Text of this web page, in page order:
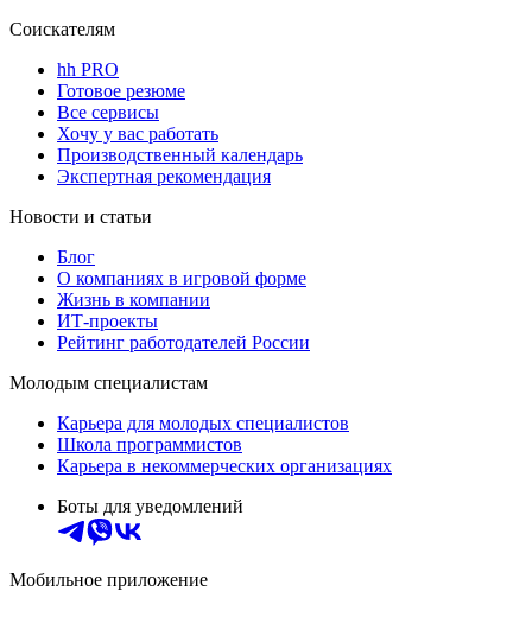
Соискателям
hh PRO
Готовое резюме
Все сервисы
Хочу у вас работать
Производственный календарь
Экспертная рекомендация
Новости и статьи
Блог
О компаниях в игровой форме
Жизнь в компании
ИТ-проекты
Рейтинг работодателей России
Молодым специалистам
Карьера для молодых специалистов
Школа программистов
Карьера в некоммерческих организациях
Боты для уведомлений
Мобильное приложение